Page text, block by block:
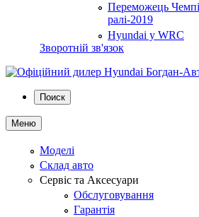
Переможець
ралі-2019
Hyundai у WRC
Зворотній зв'язок
Поиск
Меню
Моделі
Склад авто
Сервіс та Аксесуари
Обслуговування
Гарантія